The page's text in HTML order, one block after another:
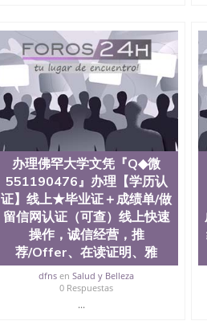
理信息； 2、客户付定金下单； 3、
电子图确认好转成品部做成品； 6、
外DHL）。 三、真实网上可查的证
国人员证明（使馆认证），使馆网站
用。 四、办理流程农业科学院、艺
程学院、健康与人类发展学院、信
院排名在全美前十名，工学院排名
学位。学校的专业课程包括：会计
生物学、统计学、美术、电子工程
计、工商管理、材料科学、机械工
剧、市场营销、机械工程、计算机
定客户办理信息，给出操作方案； 2
4、预约递交时间，公司人员陪同客
给客户 6、客户确认收到结果，付
小，防伪结构（包括：水印，阴影
激光镭射，紫外荧光，温感，复印
时和海外学校留学中介， 同时能做
卡，结业证，录取通知书，在读证
版，尺寸大小，纸张材质，防伪技
办理佛罕大学文凭『Q◆微
551190476』办理【学历认
证】线上★毕业证＋成绩单/做
留信网认证（可查）线上快速
操作，诚信经营，推
荐/Offer、在读证明、雅
dfns enSalud y Belleza
0 Respuestas
...